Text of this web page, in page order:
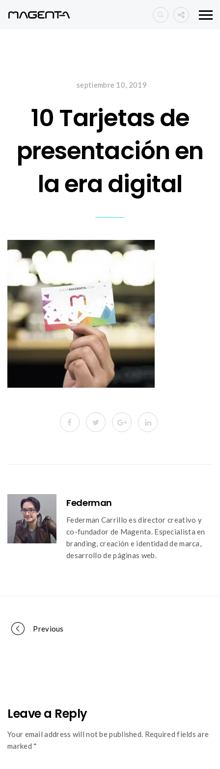
septiembre 10, 2019
10 Tarjetas de
presentación en
la era digital
Federman
Federman Carrillo es director creativo y
co-fundador de Magenta. Especialista en
branding, creación e identidad de marca,
desarrollo de páginas web.
Portfolio
Previous
Leave a Reply
Your email address will not be published. Required fields are
marked *